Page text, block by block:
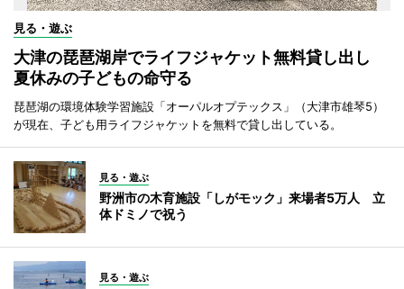
見る・遊ぶ
大津の琵琶湖岸でライフジャケット無料貸し出し
夏休みの子どもの命守る
琵琶湖の環境体験学習施設「オーパルオプテックス」（大津市雄琴5）
が現在、子ども用ライフジャケットを無料で貸し出している。
見る・遊ぶ
野洲市の木育施設「しがモック」来場者5万人 立
体ドミノで祝う
見る・遊ぶ